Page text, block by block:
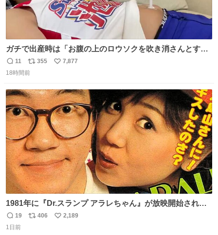
ガチで出産時は「お腹の上のロウソクを吹き消さんとする
サンシャイン池崎」だったし、お産後の股裂け状態でのト
イレは「とにかく明るい安村の体勢」が1番楽
返
信
11
リ
ポ
ト
数
355
い
数
7,877
18時間前
1981年に『Dr.スランプ アラレちゃん』が放映開始された
直後の鳥山明さんと、小山茉美さんです。
返
信
19
リ
406
い
2,189
1日前